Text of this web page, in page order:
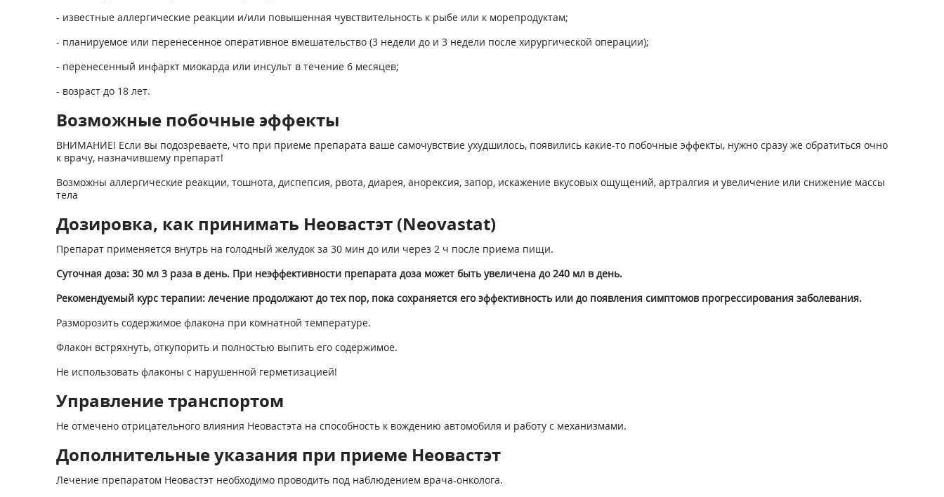
- известные аллергические реакции и/или повышенная чувствительность к рыбе или к морепродуктам;
- планируемое или перенесенное оперативное вмешательство (3 недели до и 3 недели после хирургической операции);
- перенесенный инфаркт миокарда или инсульт в течение 6 месяцев;
- возраст до 18 лет.
Возможные побочные эффекты
ВНИМАНИЕ! Если вы подозреваете, что при приеме препарата ваше самочувствие ухудшилось, появились какие-то побочные эффекты, нужно сразу же обратиться очно
к врачу, назначившему препарат!
Возможны аллергические реакции, тошнота, диспепсия, рвота, диарея, анорексия, запор, искажение вкусовых ощущений, артралгия и увеличение или снижение массы
тела
Дозировка, как принимать Неовастэт (Neovastat)
Препарат применяется внутрь на голодный желудок за 30 мин до или через 2 ч после приема пищи.
Суточная доза: 30 мл 3 раза в день. При неэффективности препарата доза может быть увеличена до 240 мл в день.
Рекомендуемый курс терапии: лечение продолжают до тех пор, пока сохраняется его эффективность или до появления симптомов прогрессирования заболевания.
Разморозить содержимое флакона при комнатной температуре.
Флакон встряхнуть, откупорить и полностью выпить его содержимое.
Не использовать флаконы с нарушенной герметизацией!
Управление транспортом
Не отмечено отрицательного влияния Неовастэта на способность к вождению автомобиля и работу с механизмами.
Дополнительные указания при приеме Неовастэт
Лечение препаратом Неовастэт необходимо проводить под наблюдением врача-онколога.